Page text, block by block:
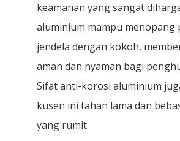
keamanan yang sangat
aluminium mampu menopang
jendela dengan kokoh,
aman dan nyaman bagi
Sifat anti-korosi aluminium
kusen ini tahan lama dan
yang rumit.